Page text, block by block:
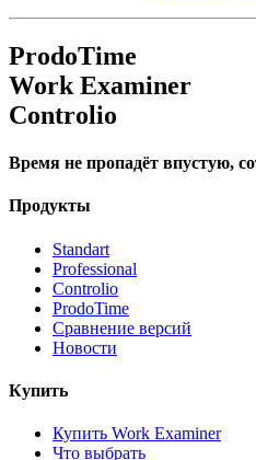
ProdoTime
Work Examiner
Controlio
Время не пропадёт впустую,
Продукты
Standart
Professional
Controlio
ProdoTime
Сравнение версий
Новости
Купить
Купить Work Examiner
Что выбрать